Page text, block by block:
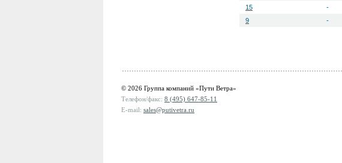
15
-
9
-
© 2026 Группа компаний «Пути Ветра»
Телефон/факс: 8 (495) 647-85-11
E-mail: sales@putivetra.ru